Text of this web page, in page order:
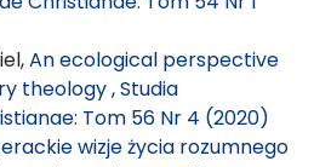
An ecological perspective
theology,Studia
Tom 56 Nr 4 (2020)
wizje życia rozumnego